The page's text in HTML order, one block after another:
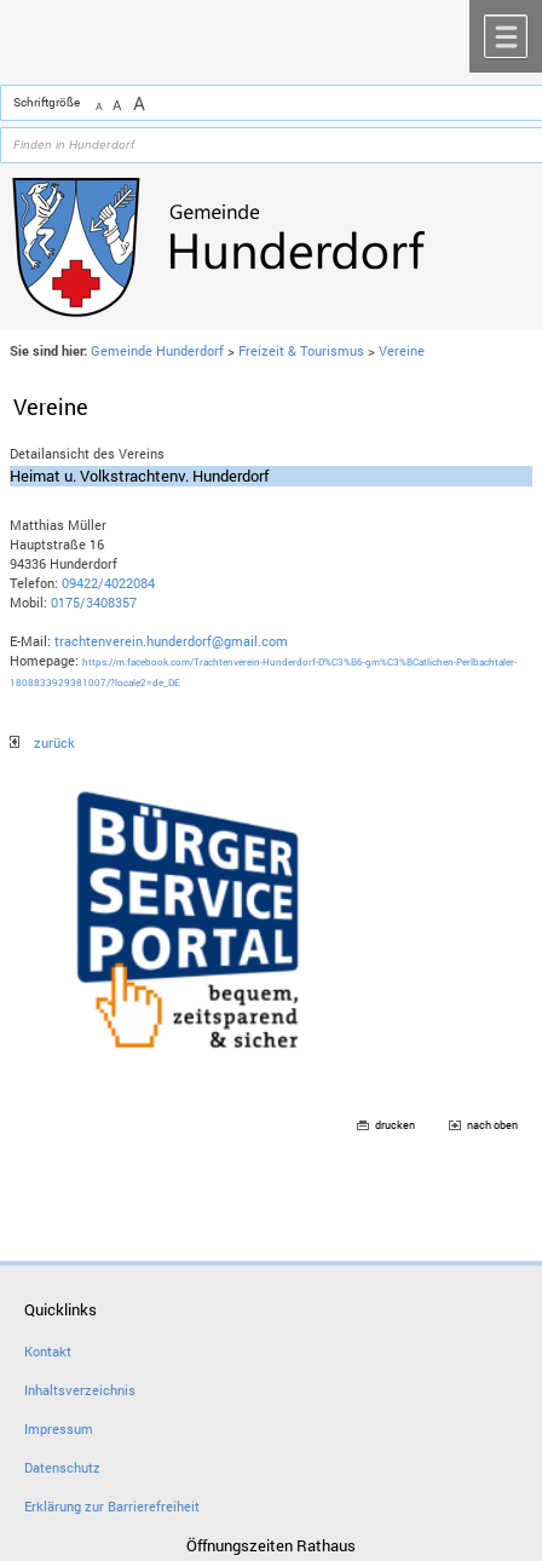
Schriftgröße A A A
Sie sind hier: Gemeinde Hunderdorf > Freizeit & Tourismus >Vereine
Vereine
Detailansicht des Vereins
Heimat u. Volkstrachtenv. Hunderdorf
Matthias Müller
Hauptstraße 16
94336 Hunderdorf
Telefon:09422/4022084
Mobil:0175/3408357
E-Mail:trachtenverein.hunderdorf@gmail.com
Homepage:https://m.facebook.com/Trachtenverein-Hunderdorf-D%C3%B6-gm%C3%BCatlichen-Perlbachtaler-
1808833929381007/?locale2=de_DE
zurück
drucken nach oben
Quicklinks
Kontakt
Inhaltsverzeichnis
Impressum
Datenschutz
Erklärung zur Barrierefreiheit
Öffnungszeiten Rathaus